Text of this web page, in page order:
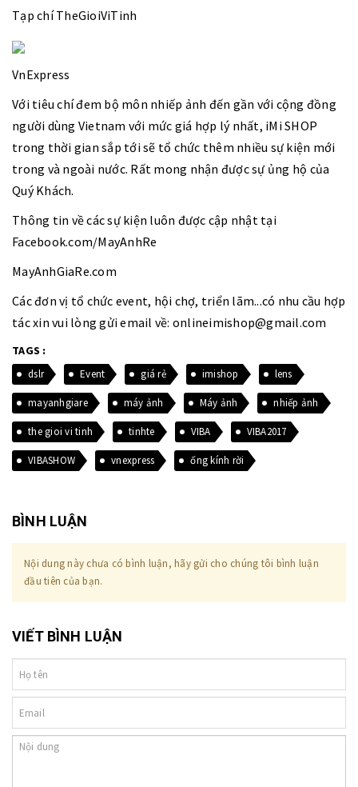
Tạp chí TheGioiViTinh
VnExpress
Với tiêu chí đem bộ môn nhiếp ảnh đến gần với cộng đồng
người dùng Vietnam với mức giá hợp lý nhất, iMi SHOP
trong thời gian sắp tới sẽ tổ chức thêm nhiều sự kiện mới
trong và ngoài nước. Rất mong nhận được sự ủng hộ của
Quý Khách.
Thông tin về các sự kiện luôn được cập nhật tại
Facebook.com/MayAnhRe
MayAnhGiaRe.com
Các đơn vị tổ chức event, hội chợ, triển lãm...có nhu cầu hợp
tác xin vui lòng gửi email về: onlineimishop@gmail.com
TAGS :
dslr Event giá rẻ imishop lens
mayanhgiare máy ảnh Máy ảnh nhiếp ảnh
the gioi vi tinh tinhte VIBA VIBA2017
VIBASHOW vnexpress ống kính rời
BÌNH LUẬN
Nội dung này chưa có bình luận, hãy gửi cho chúng tôi bình luận
đầu tiên của bạn.
VIẾT BÌNH LUẬN